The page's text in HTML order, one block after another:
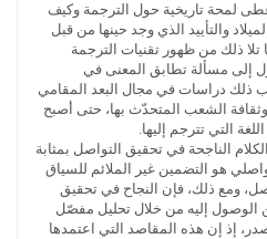
لمحة تاريخية حول الترجمة وكيف
والتأييد الذي وجد حينها من قبل
ذلك من ظهور تقنيات الترجمة
إلى مسألة تطابق المعنى في
ذلك دراسات في مجال البعد المقامي
وثقافة الشعب المتحدّث بها، حتى أصبح
التي تترجم إليها.
الناجحة في تحقيق التواصل بمثابة
هو التضمين غير الملائم للسياق
ومع ذلك، فإن النجاح في تحقيق
الوصول إليه من خلال تحليل مفصّل
إذ إن هذه المقاصد التي اعتمدها